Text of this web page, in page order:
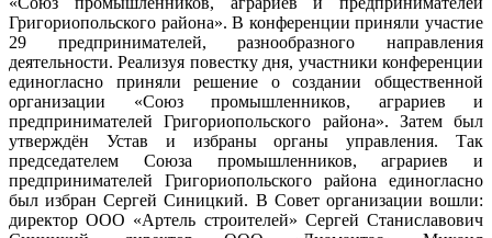
Григориопольского района». В конференции приняли участие
29 предпринимателей, разнообразного направления
деятельности. Реализуя повестку дня, участники конференции
единогласно приняли решение о создании общественной
организации «Союз промышленников, аграриев и
предпринимателей Григориопольского района». Затем был
утверждён Устав и избраны органы управления. Так
председателем Союза промышленников, аграриев и
предпринимателей Григориопольского района единогласно
был избран Сергей Синицкий. В Совет организации вошли:
директор ООО «Артель строителей» Сергей Станиславович